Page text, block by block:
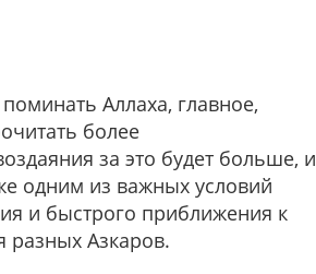
Аллаха, главное,
более
за это будет больше, и
одним из важных условий
и быстрого приближения к
разных Азкаров.